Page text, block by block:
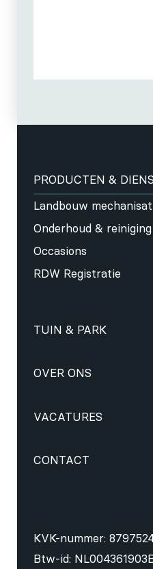
PRODUCTEN &
Landbouw
Onderhoud & reiniging
Occasions
RDW Registratie
TUIN & PARK
OVER ONS
VACATURES
CONTACT
KVK-nummer:
Btw-id: